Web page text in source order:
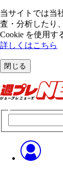
当サイトでは当
査・分析したり
Cookie を使⽤す
詳しくはこちら
閉じる